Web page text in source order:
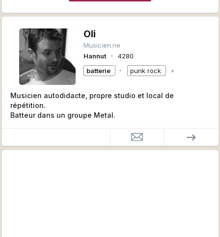
Oli
Musicien.ne
Hannut
∙
4280
batterie
∙ punk rock +
Musicien autodidacte, propre studio et local de
répétition.
Batteur dans un groupe Metal.